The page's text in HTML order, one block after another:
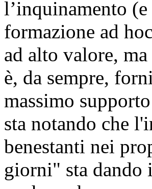
l’inquinamento
formazione ad
ad alto valore,
è, da sempre,
massimo
sta notando che
benestanti nei
giorni" sta dando